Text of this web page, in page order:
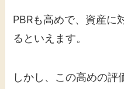
PBRも高めで、資産に
るといえます。
しかし、この高めの評